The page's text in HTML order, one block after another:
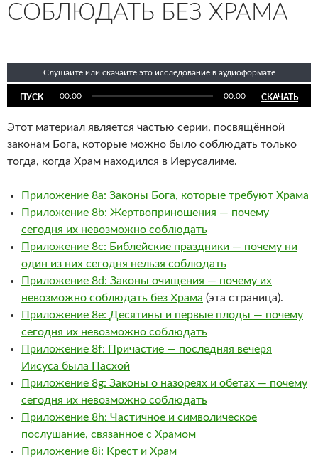
СОБЛЮДАТЬ БЕЗ ХРАМА
Слушайте или скачайте это исследование в аудиоформате
ПУСК 00:00 00:00 СКАЧАТЬ
Этот материал является частью серии, посвящённой
законам Бога, которые можно было соблюдать только
тогда, когда Храм находился в Иерусалиме.
Приложение 8a: Законы Бога, которые требуют Храма
Приложение 8b: Жертвоприношения — почему
сегодня их невозможно соблюдать
Приложение 8c: Библейские праздники — почему ни
один из них сегодня нельзя соблюдать
Приложение 8d: Законы очищения — почему их
невозможно соблюдать без Храма (эта страница).
Приложение 8e: Десятины и первые плоды — почему
сегодня их невозможно соблюдать
Приложение 8f: Причастие — последняя вечеря
Иисуса была Пасхой
Приложение 8g: Законы о назореях и обетах — почему
сегодня их невозможно соблюдать
Приложение 8h: Частичное и символическое
послушание, связанное с Храмом
Приложение 8i: Крест и Храм